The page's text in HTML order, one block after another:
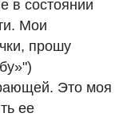
в состоянии
Мои
прошу
Это моя
ее